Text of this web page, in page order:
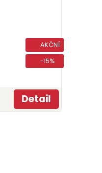
AKČNÍ
-15%
Detail